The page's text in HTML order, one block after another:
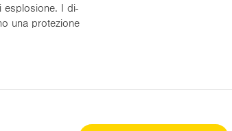
esplo­sio­ne. I di­
una pro­te­zio­ne